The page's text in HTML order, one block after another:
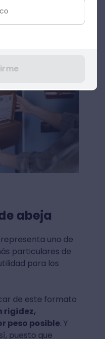
que
de cartones,
tiempo y espacio.
abeja
uno de
particulares de
para los
de este formato
rigidez,
peso posible. Y
puesto que